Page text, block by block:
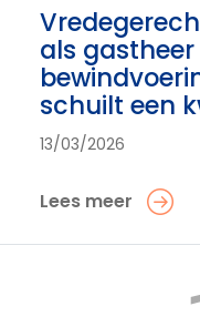
als
schuilt een
13/03/2026
Lees meer